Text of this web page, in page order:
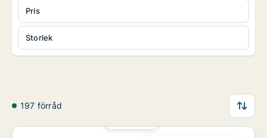
Storlek
Pris
197 förråd
Lager i Knivsta